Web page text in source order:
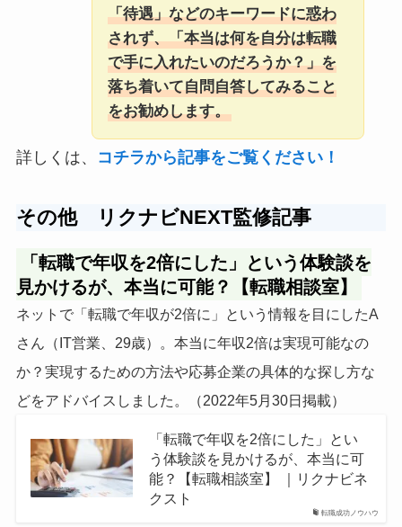
「待遇」などのキーワードに惑わ
されず、「本当は何を自分は転職
で手に入れたいのだろうか？」を
落ち着いて自問自答してみること
をお勧めします。
詳しくは、 コチラから記事をご覧ください！
その他 リクナビNEXT監修記事
「転職で年収を2倍にした」という体験談を
見かけるが、本当に可能？【転職相談室】
ネットで「転職で年収が2倍に」という情報を目にしたA
さん（IT営業、29歳）。本当に年収2倍は実現可能なの
か？実現するための方法や応募企業の具体的な探し方な
どをアドバイスしました。（2022年5月30日掲載）
転職成功ノウハウ
「転職で年収を2倍にした」とい
う体験談を見かけるが、本当に可
能？【転職相談室】 ｜リクナビネ
クスト